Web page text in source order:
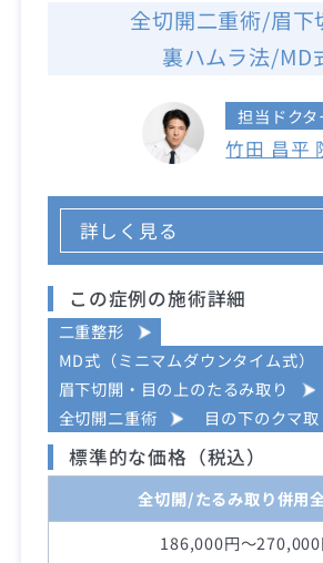
全切開二重術/眉下
裏ハムラ法/MD
担当ドクタ
竹田 昌平
詳しく見る
この症例の施術詳細
二重整形
MD式（ミニマムダウンタイム式）
眉下切開・目の上のたるみ取り
全切開二重術
目の下のクマ取
標準的な価格（税込）
全切開/たるみ取り併用
186,000円～